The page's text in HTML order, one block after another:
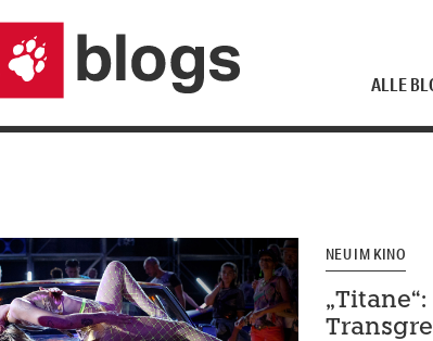
ALLE
NEU IM KINO